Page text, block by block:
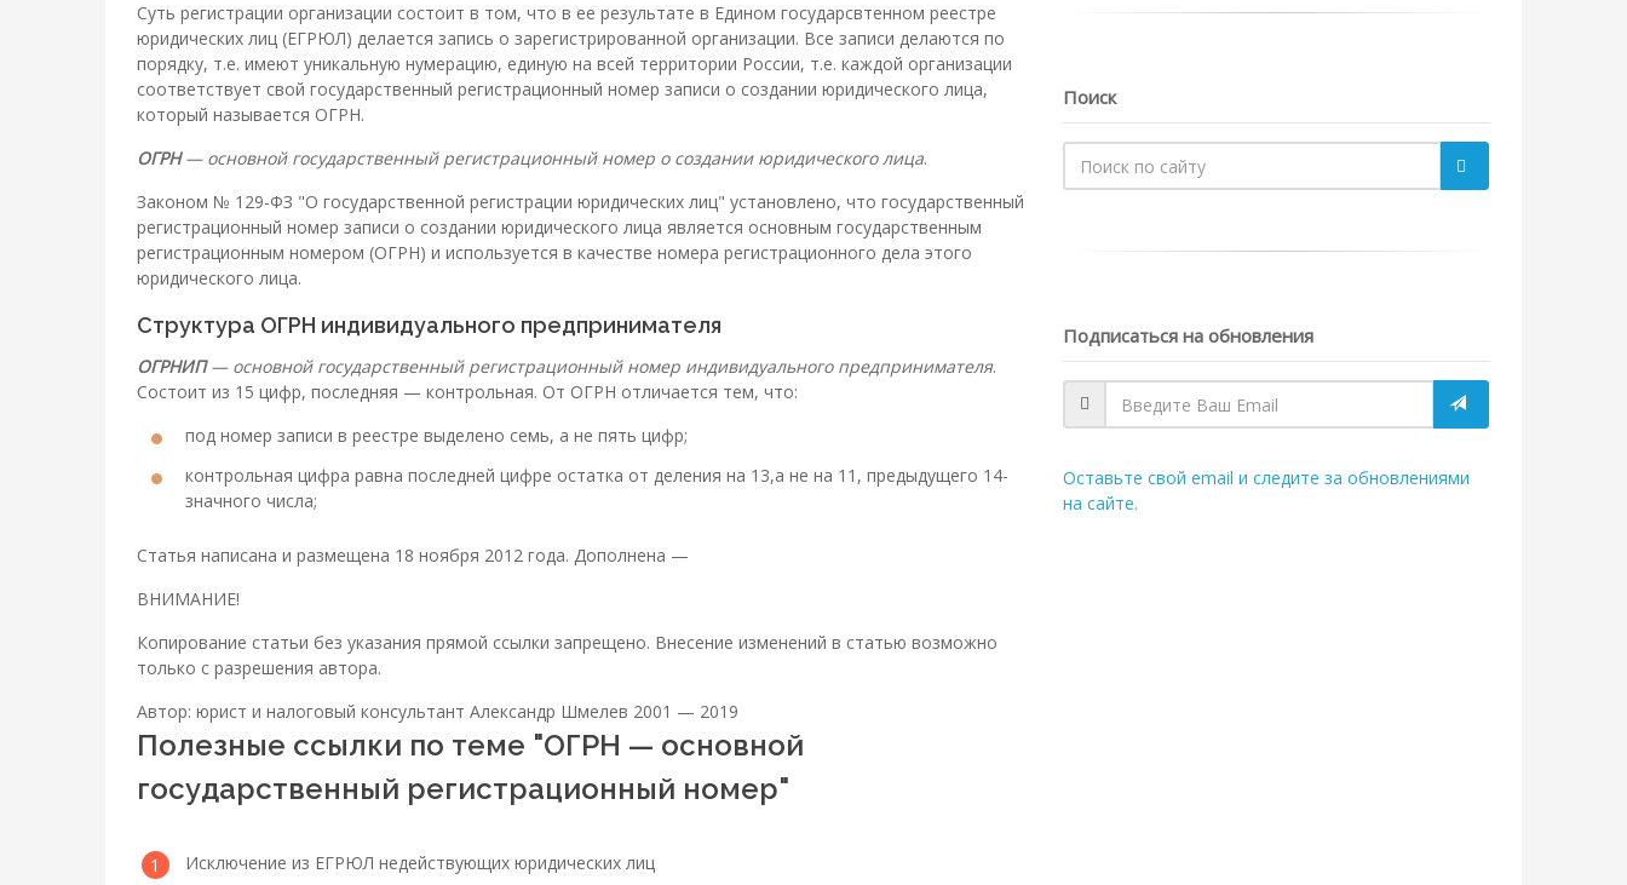
Суть регистрации организации состоит в том, что в ее результате в Едином государсвтенном реестре
юридических лиц (ЕГРЮЛ) делается запись о зарегистрированной организации. Все записи делаются по
порядку, т.е. имеют уникальную нумерацию, единую на всей территории России, т.е. каждой организации
соответствует свой государственный регистрационный номер записи о создании юридического лица,
который называется ОГРН.
ОГРН— основной государственный регистрационный номер о создании юридического лица.
Законом № 129-ФЗ "О государственной регистрации юридических лиц" установлено, что государственный
регистрационный номер записи о создании юридического лица является основным государственным
регистрационным номером (ОГРН) и используется в качестве номера регистрационного дела этого
юридического лица.
Структура ОГРН индивидуального предпринимателя
ОГРНИП— основной государственный регистрационный номер индивидуального предпринимателя.
Состоит из 15 цифр, последняя — контрольная. От ОГРН отличается тем, что:
под номер записи в реестре выделено семь, а не пять цифр;
контрольная цифра равна последней цифре остатка от деления на 13,а не на 11, предыдущего 14-
значного числа;
Статья написана и размещена 18 ноября 2012 года. Дополнена —
ВНИМАНИЕ!
Копирование статьи без указания прямой ссылки запрещено. Внесение изменений в статью возможно
только с разрешения автора.
Автор: юрист и налоговый консультант Александр Шмелев 2001 — 2019
Полезные ссылки по теме "ОГРН — основной
государственный регистрационный номер"
Исключение из ЕГРЮЛ недействующих юридических лиц
Поиск
Подписаться на обновления
Оставьте свой email и следите за обновлениями
на сайте.